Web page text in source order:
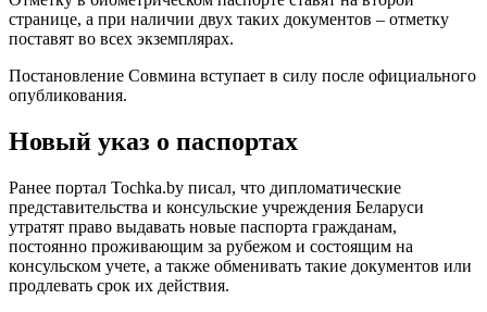
странице, а при наличии двух таких документов – отметку
поставят во всех экземплярах.
Постановление Совмина вступает в силу после официального
опубликования.
Новый указ о паспортах
Ранее портал Tochka.by писал, что дипломатические
представительства и консульские учреждения Беларуси
утратят право выдавать новые паспорта гражданам,
постоянно проживающим за рубежом и состоящим на
консульском учете, а также обменивать такие документов или
продлевать срок их действия.